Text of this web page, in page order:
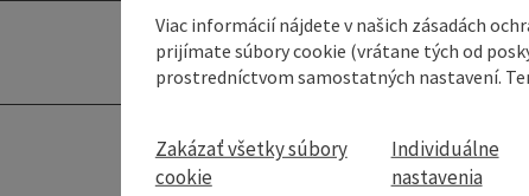
Viac informácií nájdete v našich zásadách
prijímate súbory cookie (vrátane tých od
prostredníctvom samostatných nastavení.
Zakázať všetky súbory
cookie
Individuálne
nastavenia